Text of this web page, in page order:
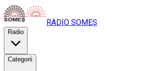
RADIO SOMEȘ
Radio
Categorii